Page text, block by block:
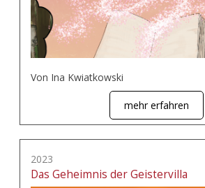
Von Ina Kwiatkowski
mehr erfahren
2023
Das Geheimnis der Geistervilla